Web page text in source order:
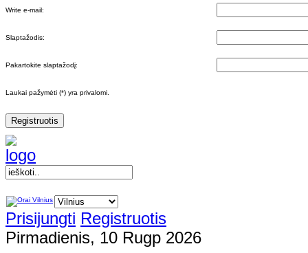
Write e-mail:
Slaptažodis:
Pakartokite slaptažodį:
Laukai pažymėti (*) yra privalomi.
Registruotis
Prisijungti Registruotis
Pirmadienis, 10 Rugp 2026